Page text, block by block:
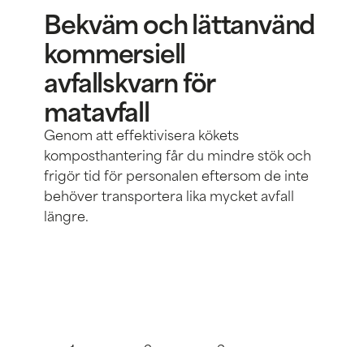
Bekväm och lättanvänd
kommersiell
avfallskvarn för
matavfall
Genom att effektivisera kökets
komposthantering får du mindre stök och
frigör tid för personalen eftersom de inte
behöver transportera lika mycket avfall
längre.